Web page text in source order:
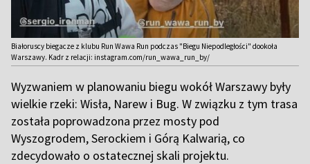
Białoruscy biegacze z klubu Run Wawa Run podczas "Biegu Niepodległości" dookoła
Warszawy. Kadr z relacji: instagram.com/run_wawa_run_by/
Wyzwaniem w planowaniu biegu wokół Warszawy były
wielkie rzeki: Wisła, Narew i Bug. W związku z tym trasa
została poprowadzona przez mosty pod
Wyszogrodem, Serockiem i Górą Kalwarią, co
zdecydowało o ostatecznej skali projektu.